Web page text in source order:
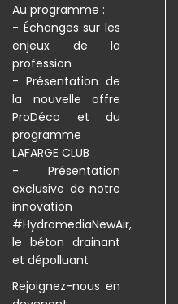
Au programme :
- Échanges sur les
enjeux de la
profession
- Présentation de
la nouvelle offre
ProDéco et du
programme
LAFARGE CLUB
- Présentation
exclusive de notre
innovation
#HydromediaNewAir,
le béton drainant
et dépolluant
Rejoignez-nous en